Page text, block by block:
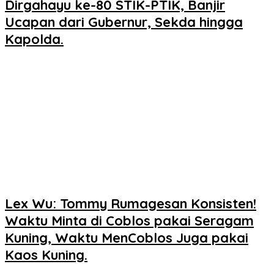
Dirgahayu ke-80 STIK-PTIK, Banjir
Ucapan dari Gubernur, Sekda hingga
Kapolda.
Lex Wu: Tommy Rumagesan Konsisten!
Waktu Minta di Coblos pakai Seragam
Kuning, Waktu MenCoblos Juga pakai
Kaos Kuning.